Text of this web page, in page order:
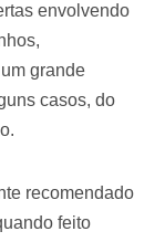
envolvendo
grande
casos, do
recomendado
feito